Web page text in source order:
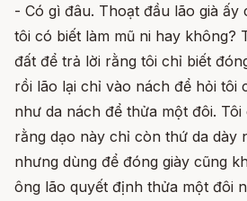
- Có gì đâu. Thoạt đầu lão già
tôi có biết làm mũ ni hay không?
đất để trả lời rằng tôi chỉ biết
rồi lão lại chỉ vào nách để hỏi tôi
như da nách để thửa một đôi.
rằng dạo này chỉ còn thứ da dày
nhưng dùng để đóng giày cũng
ông lão quyết định thửa một đôi